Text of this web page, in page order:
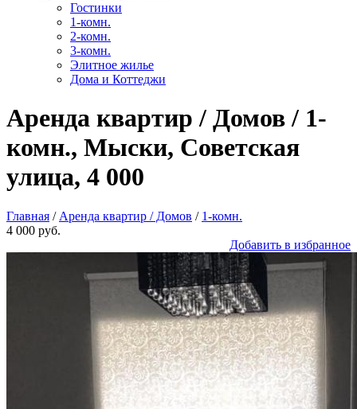
Гостинки
1-комн.
2-комн.
3-комн.
Элитное жилье
Дома и Коттеджи
Аренда квартир / Домов / 1-
комн., Мыски, Советская
улица, 4 000
Главная / Аренда квартир / Домов / 1-комн.
4 000 руб.
Добавить в избранное